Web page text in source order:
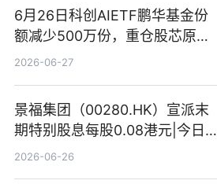
6月26日科创AIETF鹏华基金份
额减少500万份，重仓股芯原股
份、寒武纪、澜起科技 观速讯
2026-06-27
景福集团（00280.HK）宣派末
期特别股息每股0.08港元|今日快
看
2026-06-26